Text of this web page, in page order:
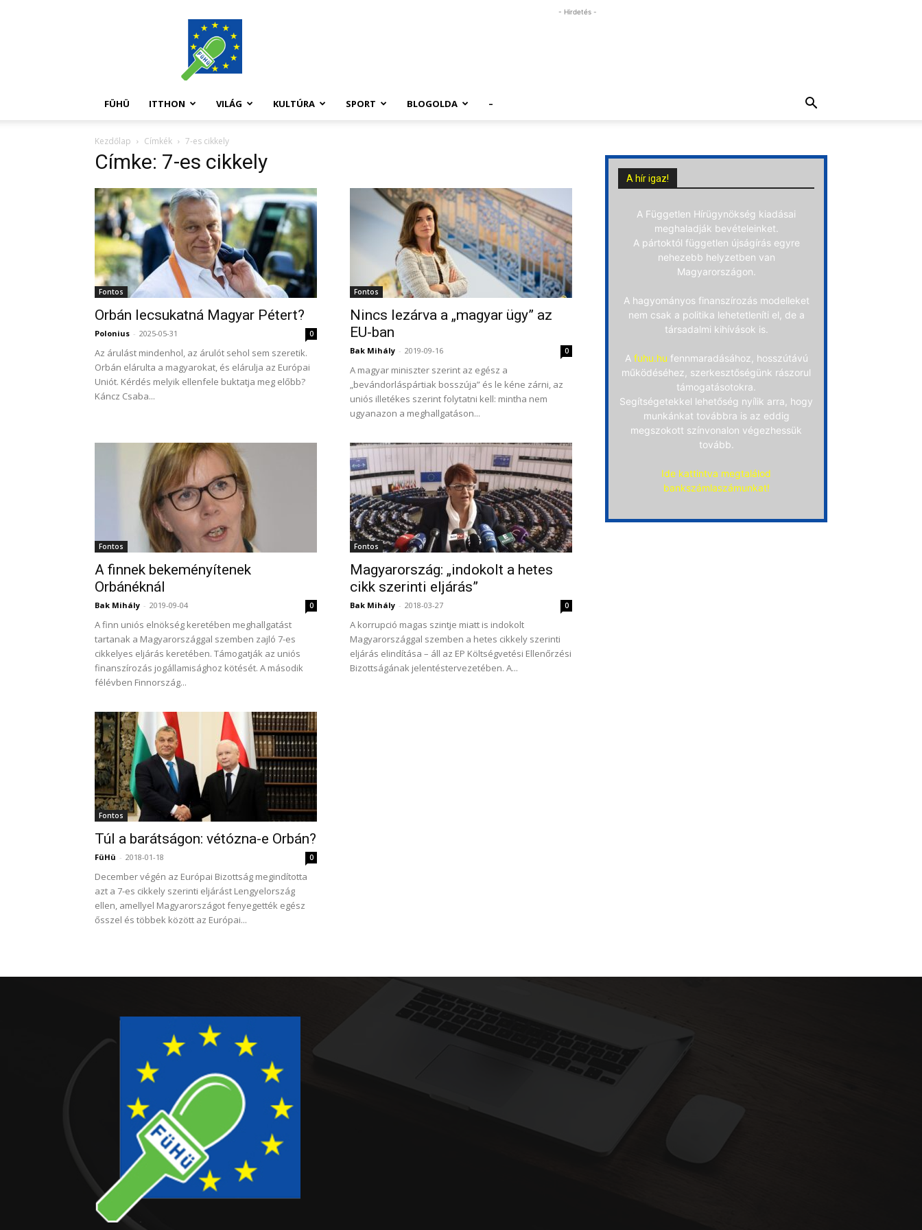
FüHü
- Hirdetés -
FÜHÜ ITTHON VILÁG KULTÚRA SPORT BLOGOLDA –
Kezdőlap Címkék 7-es cikkely
Címke: 7-es cikkely
Fontos
Orbán lecsukatná Magyar Pétert?
Polonius - 2025-05-31 0
Az árulást mindenhol, az árulót sehol sem szeretik.
Orbán elárulta a magyarokat, és elárulja az Európai
Uniót. Kérdés melyik ellenfele buktatja meg előbb?
Káncz Csaba...
Fontos
Nincs lezárva a „magyar ügy” az
EU-ban
Bak Mihály - 2019-09-16 0
A magyar miniszter szerint az egész a
„bevándorláspártiak bosszúja” és le kéne zárni, az
uniós illetékes szerint folytatni kell: mintha nem
ugyanazon a meghallgatáson...
Fontos
A finnek bekeményítenek
Orbánéknál
Bak Mihály - 2019-09-04 0
A finn uniós elnökség keretében meghallgatást
tartanak a Magyarországgal szemben zajló 7-es
cikkelyes eljárás keretében. Támogatják az uniós
finanszírozás jogállamisághoz kötését. A második
félévben Finnország...
Fontos
Magyarország: „indokolt a hetes
cikk szerinti eljárás”
Bak Mihály - 2018-03-27 0
A korrupció magas szintje miatt is indokolt
Magyarországgal szemben a hetes cikkely szerinti
eljárás elindítása – áll az EP Költségvetési Ellenőrzési
Bizottságának jelentéstervezetében. A...
Fontos
Túl a barátságon: vétózna-e Orbán?
FüHü - 2018-01-18 0
December végén az Európai Bizottság megindította
azt a 7-es cikkely szerinti eljárást Lengyelország
ellen, amellyel Magyarországot fenyegették egész
ősszel és többek között az Európai...
A hír igaz!
A Független Hírügynökség kiadásai
meghaladják bevételeinket.
A pártoktól független újságírás egyre
nehezebb helyzetben van
Magyarországon.
A hagyományos finanszírozás modelleket
nem csak a politika lehetetleníti el, de a
társadalmi kihívások is.
A fuhu.hu fennmaradásához, hosszútávú
működéséhez, szerkesztőségünk rászorul
támogatásotokra.
Segítségetekkel lehetőség nyílik arra, hogy
munkánkat továbbra is az eddig
megszokott színvonalon végezhessük
tovább.
Ide kattintva megtalálod
bankszámlaszámunkat!